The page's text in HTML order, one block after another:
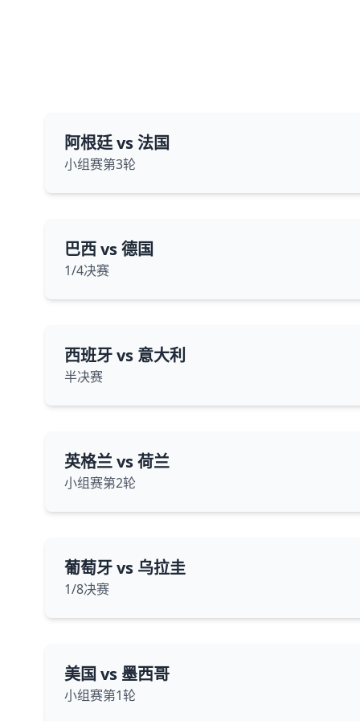
阿根廷 vs 法国
小组赛第3轮
巴西 vs 德国
1/4决赛
西班牙 vs 意大利
半决赛
英格兰 vs 荷兰
小组赛第2轮
葡萄牙 vs 乌拉圭
1/8决赛
美国 vs 墨西哥
小组赛第1轮